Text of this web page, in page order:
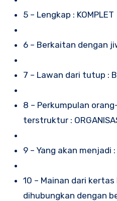
5 – Lengkap : KOMPLET
6 – Berkaitan dengan
7 – Lawan dari tutup :
8 – Perkumpulan
terstruktur :
9 – Yang akan menjadi :
10 – Mainan dari
dihubungkan dengan